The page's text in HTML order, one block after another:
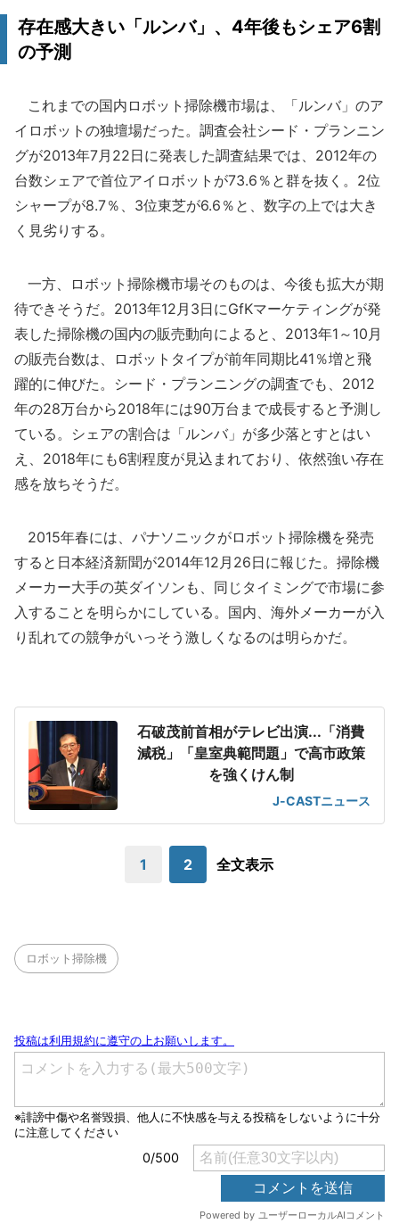
存在感大きい「ルンバ」、4年後もシェア6割
の予測
これまでの国内ロボット掃除機市場は、「ルンバ」のア
イロボットの独壇場だった。調査会社シード・プランニン
グが2013年7月22日に発表した調査結果では、2012年の
台数シェアで首位アイロボットが73.6％と群を抜く。2位
シャープが8.7％、3位東芝が6.6％と、数字の上では大き
く見劣りする。
一方、ロボット掃除機市場そのものは、今後も拡大が期
待できそうだ。2013年12月3日にGfKマーケティングが発
表した掃除機の国内の販売動向によると、2013年1～10月
の販売台数は、ロボットタイプが前年同期比41％増と飛
躍的に伸びた。シード・プランニングの調査でも、2012
年の28万台から2018年には90万台まで成長すると予測し
ている。シェアの割合は「ルンバ」が多少落とすとはい
え、2018年にも6割程度が見込まれており、依然強い存在
感を放ちそうだ。
2015年春には、パナソニックがロボット掃除機を発売
すると日本経済新聞が2014年12月26日に報じた。掃除機
メーカー大手の英ダイソンも、同じタイミングで市場に参
入することを明らかにしている。国内、海外メーカーが入
り乱れての競争がいっそう激しくなるのは明らかだ。
石破茂前首相がテレビ出演...「消費
減税」「皇室典範問題」で高市政策
を強くけん制
J-CASTニュース
1 2 全文表示
ロボット掃除機